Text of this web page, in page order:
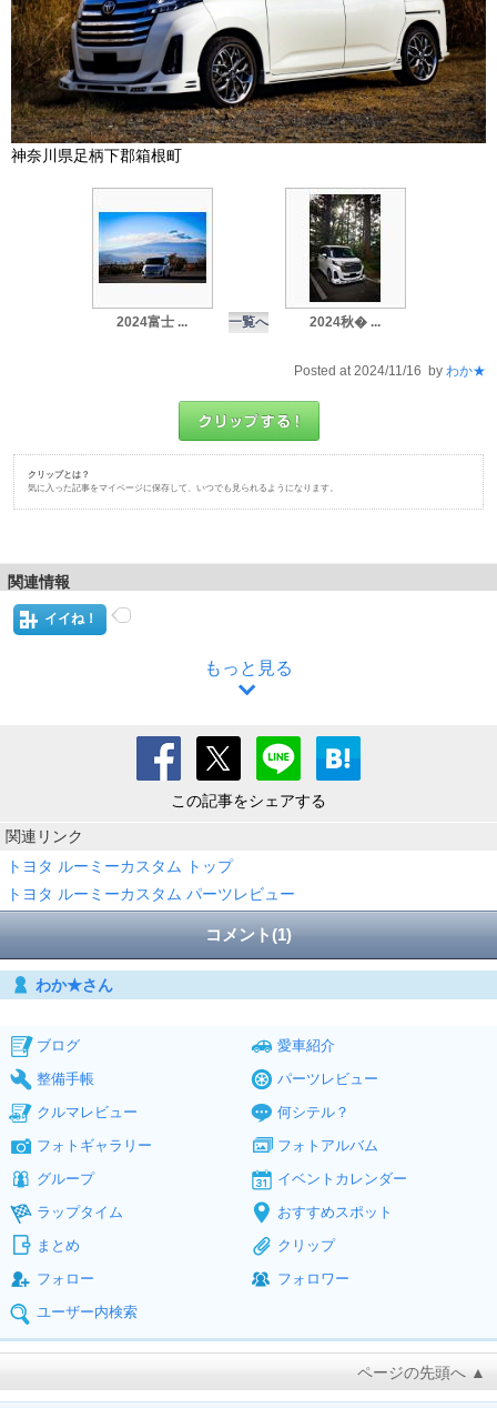
神奈川県足柄下郡箱根町
2024富士 ... 一覧へ 2024秋� ...
Posted at 2024/11/16 by わか★
クリップとは？
気に入った記事をマイページに保存して、いつでも見られるようになります。
関連情報
イイね！
もっと見る
この記事をシェアする
関連リンク
トヨタ ルーミーカスタム トップ
トヨタ ルーミーカスタム パーツレビュー
コメント(1)
わか★さん
ブログ
愛車紹介
整備手帳
パーツレビュー
クルマレビュー
何シテル？
フォトギャラリー
フォトアルバム
グループ
イベントカレンダー
ラップタイム
おすすめスポット
まとめ
クリップ
フォロー
フォロワー
ユーザー内検索
ページの先頭へ ▲